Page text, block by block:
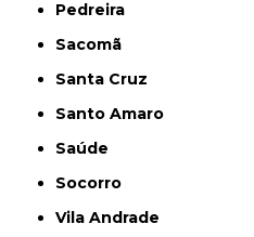
Pedreira
Sacomã
Santa Cruz
Santo Amaro
Saúde
Socorro
Vila Andrade